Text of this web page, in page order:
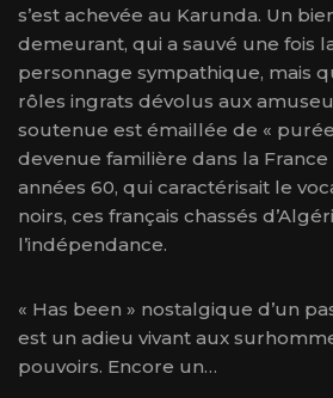
s’est achevée au Karunda. Un
demeurant, qui a sauvé une fois
personnage sympathique, mais
rôles ingrats dévolus aux
soutenue est émaillée de «
devenue familière dans la
années 60, qui caractérisait le
noirs, ces français chassés
l’indépendance.
« Has been » nostalgique d’un
est un adieu vivant aux
pouvoirs. Encore un…